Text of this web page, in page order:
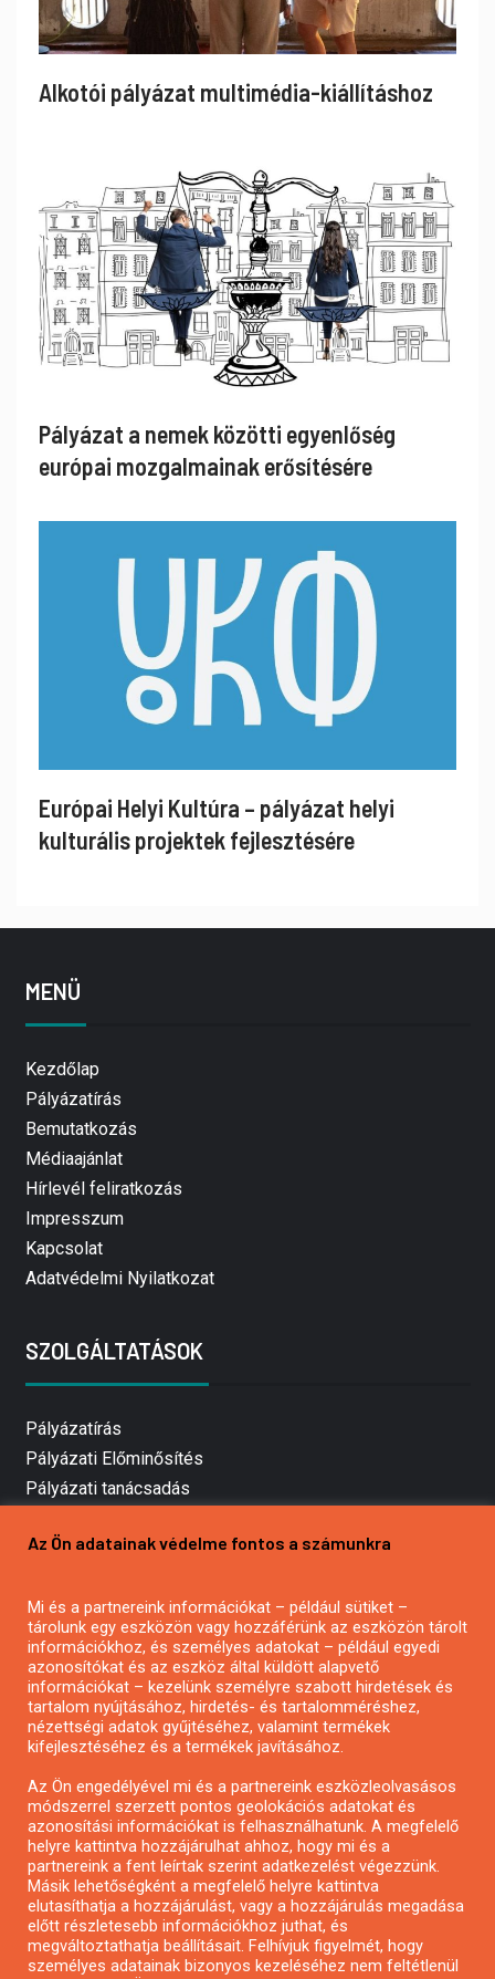
Alkotói pályázat multimédia-kiállításhoz
Pályázat a nemek közötti egyenlőség
európai mozgalmainak erősítésére
Európai Helyi Kultúra – pályázat helyi
kulturális projektek fejlesztésére
MENÜ
Kezdőlap
Pályázatírás
Bemutatkozás
Médiaajánlat
Hírlevél feliratkozás
Impresszum
Kapcsolat
Adatvédelmi Nyilatkozat
SZOLGÁLTATÁSOK
Pályázatírás
Pályázati Előminősítés
Pályázati tanácsadás
Mezőgazdasági pályázatírás
Pályázatírás civil szervezeteknek
Pályázatírás önkormányzatoknak
Pályázatfigyelés
Specifikus pályázatfigyelés vagy hírlevél
Pályázatok magánszemélyeknek
Pályázatok civil szervezeteknek
Pályázatok vállalkozásoknak
Önkormányzati pályázatok
Mezőgazdasági pályázatok
Az Ön adatainak védelme fontos a számunkra
Mi és a partnereink információkat – például sütiket –
tárolunk egy eszközön vagy hozzáférünk az eszközön tárolt
információkhoz, és személyes adatokat – például egyedi
azonosítókat és az eszköz által küldött alapvető
információkat – kezelünk személyre szabott hirdetések és
tartalom nyújtásához, hirdetés- és tartalomméréshez,
nézettségi adatok gyűjtéséhez, valamint termékek
kifejlesztéséhez és a termékek javításához.
Az Ön engedélyével mi és a partnereink eszközleolvasásos
módszerrel szerzett pontos geolokációs adatokat és
azonosítási információkat is felhasználhatunk. A megfelelő
helyre kattintva hozzájárulhat ahhoz, hogy mi és a
partnereink a fent leírtak szerint adatkezelést végezzünk.
Másik lehetőségként a megfelelő helyre kattintva
elutasíthatja a hozzájárulást, vagy a hozzájárulás megadása
előtt részletesebb információkhoz juthat, és
megváltoztathatja beállításait. Felhívjuk figyelmét, hogy
személyes adatainak bizonyos kezeléséhez nem feltétlenül